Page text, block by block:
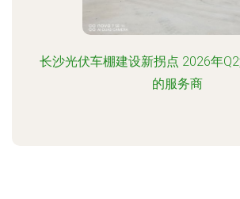
长沙光伏车棚建设新拐点 2026年
的服务商